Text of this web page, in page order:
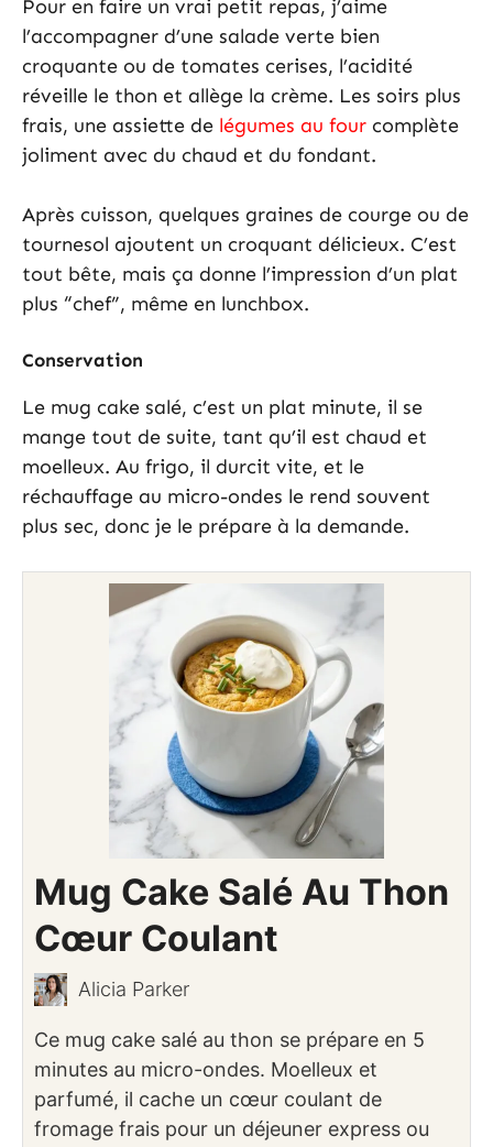
Pour en faire un vrai petit repas, j’aime
l’accompagner d’une salade verte bien
croquante ou de tomates cerises, l’acidité
réveille le thon et allège la crème. Les soirs plus
frais, une assiette de légumes au four complète
joliment avec du chaud et du fondant.
Après cuisson, quelques graines de courge ou de
tournesol ajoutent un croquant délicieux. C’est
tout bête, mais ça donne l’impression d’un plat
plus “chef”, même en lunchbox.
Conservation
Le mug cake salé, c’est un plat minute, il se
mange tout de suite, tant qu’il est chaud et
moelleux. Au frigo, il durcit vite, et le
réchauffage au micro-ondes le rend souvent
plus sec, donc je le prépare à la demande.
Mug Cake Salé Au Thon
Cœur Coulant
Alicia Parker
Ce mug cake salé au thon se prépare en 5
minutes au micro-ondes. Moelleux et
parfumé, il cache un cœur coulant de
fromage frais pour un déjeuner express ou